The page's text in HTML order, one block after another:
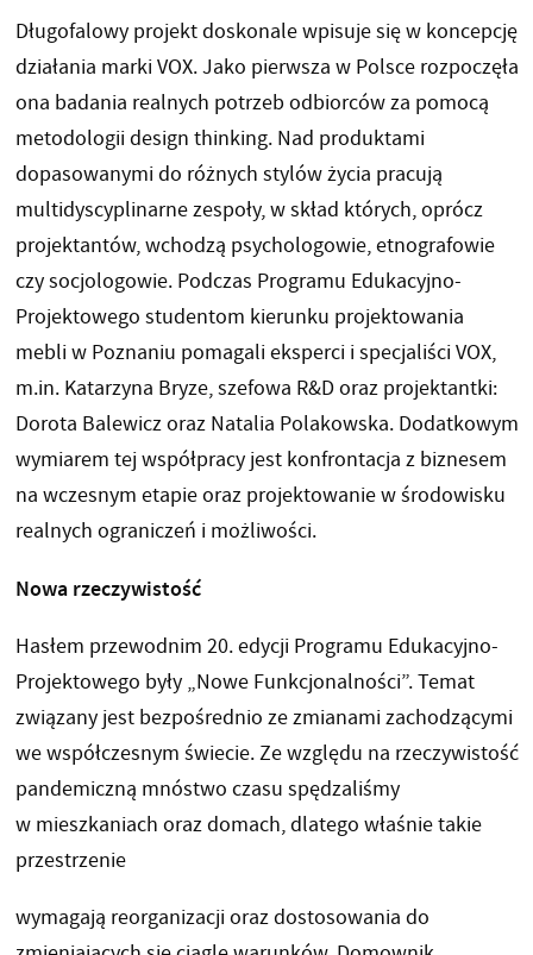
Długofalowy projekt doskonale wpisuje się w koncepcję
działania marki VOX. Jako pierwsza w Polsce rozpoczęła
ona badania realnych potrzeb odbiorców za pomocą
metodologii design thinking. Nad produktami
dopasowanymi do różnych stylów życia pracują
multidyscyplinarne zespoły, w skład których, oprócz
projektantów, wchodzą psychologowie, etnografowie
czy socjologowie. Podczas Programu Edukacyjno-
Projektowego studentom kierunku projektowania
mebli w Poznaniu pomagali eksperci i specjaliści VOX,
m.in. Katarzyna Bryze, szefowa R&D oraz projektantki:
Dorota Balewicz oraz Natalia Polakowska. Dodatkowym
wymiarem tej współpracy jest konfrontacja z biznesem
na wczesnym etapie oraz projektowanie w środowisku
realnych ograniczeń i możliwości.
Nowa rzeczywistość
Hasłem przewodnim 20. edycji Programu Edukacyjno-
Projektowego były „Nowe Funkcjonalności”. Temat
związany jest bezpośrednio ze zmianami zachodzącymi
we współczesnym świecie. Ze względu na rzeczywistość
pandemiczną mnóstwo czasu spędzaliśmy
w mieszkaniach oraz domach, dlatego właśnie takie
przestrzenie
wymagają reorganizacji oraz dostosowania do